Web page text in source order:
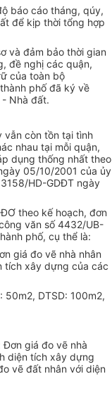
báo cáo tháng, qúy,
để kịp thời tổng hợp
và đảm bảo thời gian
đề nghị các quận,
của toàn bộ
phố đã ký về
Nhà đất.
vẫn còn tồn tại tình
nhau tại mỗi quận,
dụng thống nhất theo
05/10/2001 của ủy
HD-GDĐT ngày
theo kế hoạch, đơn
văn số 4432/UB-
phố, cụ thể là:
giá đo vẽ nhà nhân
tích xây dựng của các
50m2, DTSD: 100m2,
Đơn giá đo vẽ nhà
diện tích xây dựng
vẽ đất nhân với diện